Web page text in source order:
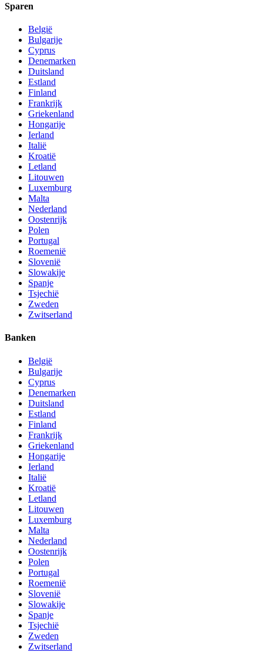
Sparen
België
Bulgarije
Cyprus
Denemarken
Duitsland
Estland
Finland
Frankrijk
Griekenland
Hongarije
Ierland
Italië
Kroatië
Letland
Litouwen
Luxemburg
Malta
Nederland
Oostenrijk
Polen
Portugal
Roemenië
Slovenië
Slowakije
Spanje
Tsjechië
Zweden
Zwitserland
Banken
België
Bulgarije
Cyprus
Denemarken
Duitsland
Estland
Finland
Frankrijk
Griekenland
Hongarije
Ierland
Italië
Kroatië
Letland
Litouwen
Luxemburg
Malta
Nederland
Oostenrijk
Polen
Portugal
Roemenië
Slovenië
Slowakije
Spanje
Tsjechië
Zweden
Zwitserland